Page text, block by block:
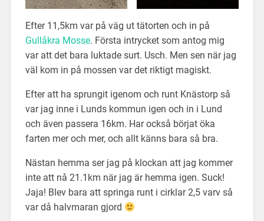
Efter 11,5km var på väg ut tätorten och in på
Gullåkra Mosse. Första intrycket som antog mig
var att det bara luktade surt. Usch. Men sen när jag
väl kom in på mossen var det riktigt magiskt.
Efter att ha sprungit igenom och runt Knästorp så
var jag inne i Lunds kommun igen och in i Lund
och även passera 16km. Har också börjat öka
farten mer och mer, och allt känns bara så bra.
Nästan hemma ser jag på klockan att jag kommer
inte att nå 21.1km när jag är hemma igen. Suck!
Jaja! Blev bara att springa runt i cirklar 2,5 varv så
var då halvmaran gjord